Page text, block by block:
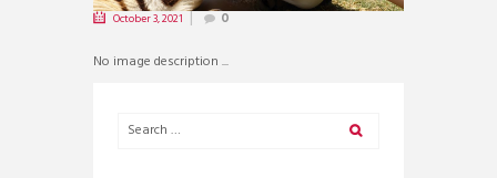
October 3, 2021 0
No image description ...